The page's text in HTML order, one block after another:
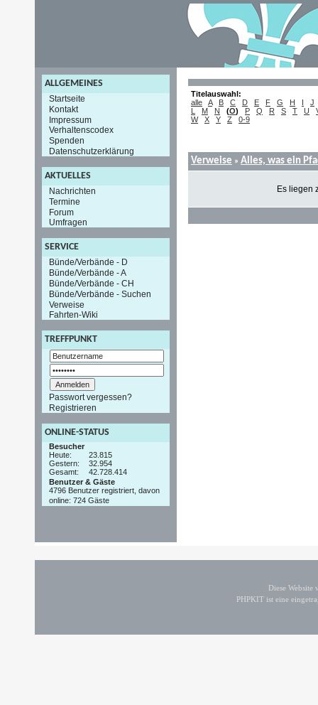
ALLGEMEINES
Startseite
Kontakt
Impressum
Verhaltenscodex
Spenden
Datenschutzerklärung
AKTUELLES
Nachrichten
Termine
Forum
Umfragen
SERVICE
Bünde/Verbände - D
Bünde/Verbände - A
Bünde/Verbände - CH
Bünde/Verbände - Suchen
Verweise
Fahrten-Wiki
TREFFPUNKT
Passwort vergessen?
Registrieren
ONLINE-STATUS
Besucher
Heute:
23.815
Gestern:
32.954
Gesamt:
42.728.414
Benutzer & Gäste
4796 Benutzer registriert, davon
online: 724 Gäste
Titelauswahl:
alle
A B C D E F G H I
J
L
M N (O) P Q R S T U
W
X Y Z 0-9
Verweise » Alles, was ein
Es liegen
Diese
PHPKIT ist eine